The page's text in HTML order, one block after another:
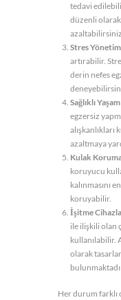
tedavi
düzenli
Stres
artırabilir.
derin nefes
Sağlıklı
egzersiz
alışkanlıkları
azaltmaya
Kulak
koruyucu
kalınmasını
koruyabilir.
İşitme
ile ilişkili olan
kullanılabilir.
olarak
Her durum farklı